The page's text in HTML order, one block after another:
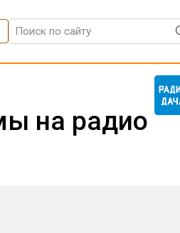
на радио